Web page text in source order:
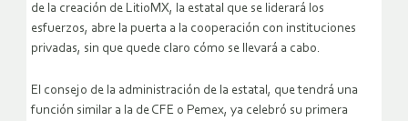
de la creación de LitioMX, la estatal que se liderará los
esfuerzos, abre la puerta a la cooperación con instituciones
privadas, sin que quede claro cómo se llevará a cabo.
El consejo de la administración de la estatal, que tendrá una
función similar a la de CFE o Pemex, ya celebró su primera